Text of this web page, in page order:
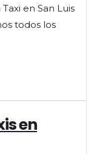
en San Luis
todos los
en